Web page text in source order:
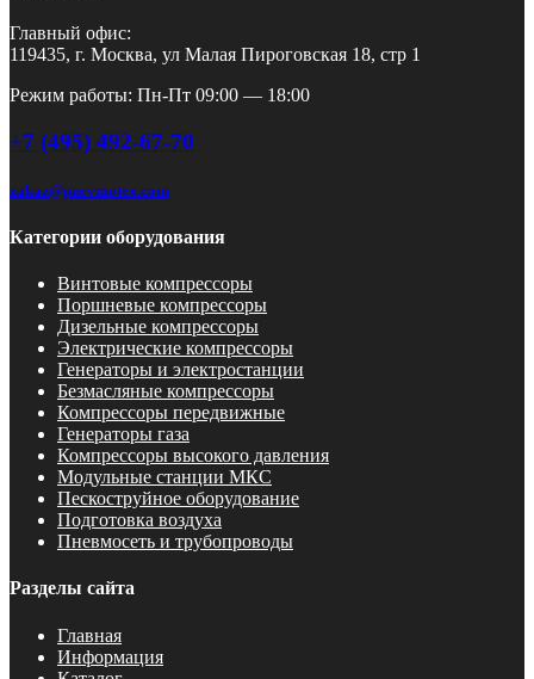
Главный офис:
119435, г. Москва, ул Малая Пироговская 18, стр 1
Режим работы: Пн-Пт 09:00 — 18:00
+7 (495) 492-67-70
zakaz@pnevmotex.com
Категории оборудования
Винтовые компрессоры
Поршневые компрессоры
Дизельные компрессоры
Электрические компрессоры
Генераторы и электростанции
Безмасляные компрессоры
Компрессоры передвижные
Генераторы газа
Компрессоры высокого давления
Модульные станции МКС
Пескоструйное оборудование
Подготовка воздуха
Пневмосеть и трубопроводы
Разделы сайта
Главная
Информация